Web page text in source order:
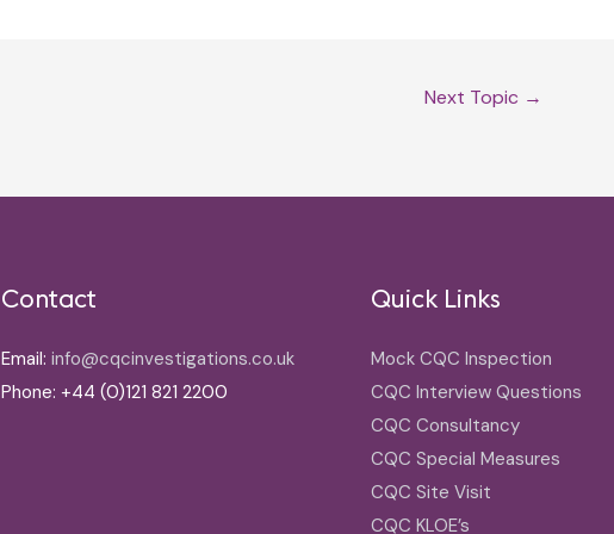
Next Topic →
Contact
Email: info@cqcinvestigations.co.uk
Phone: +44 (0)121 821 2200
Quick Links
Mock CQC Inspection
CQC Interview Questions
CQC Consultancy
CQC Special Measures
CQC Site Visit
CQC KLOE’s